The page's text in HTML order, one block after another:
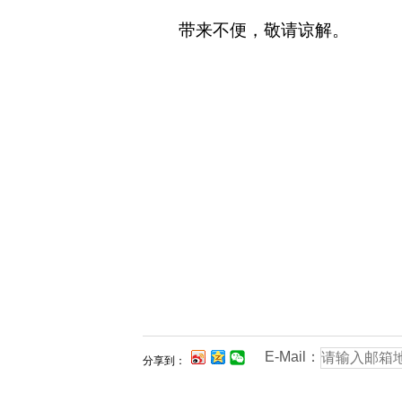
带来不便，敬请谅解。
分享到： E-Mail：